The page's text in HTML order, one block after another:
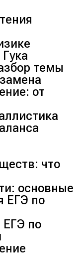
темы
от
что
основные
ЕГЭ по
ЕГЭ по